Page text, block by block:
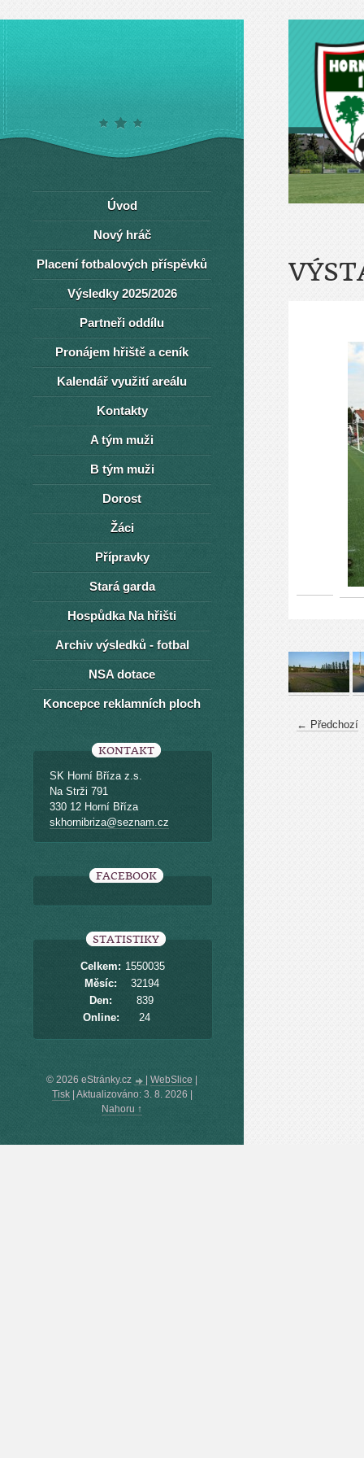
← Předchozí
Úvod
Nový hráč
Placení fotbalových příspěvků
Výsledky 2025/2026
Partneři oddílu
Pronájem hřiště a ceník
Kalendář využití areálu
Kontakty
A tým muži
B tým muži
Dorost
Žáci
Přípravky
Stará garda
Hospůdka Na hřišti
Archiv výsledků - fotbal
NSA dotace
Koncepce reklamních ploch
KONTAKT
SK Horní Bříza z.s.
Na Strži 791
330 12 Horní Bříza
skhornibriza@seznam.cz
FACEBOOK
STATISTIKY
Online: 24
Celkem: 1550035
Měsíc:
32194
Den:
839
© 2026 eStránky.cz WebSlice
Tisk| Aktualizováno: 3. 8. 2026
Nahoru ↑